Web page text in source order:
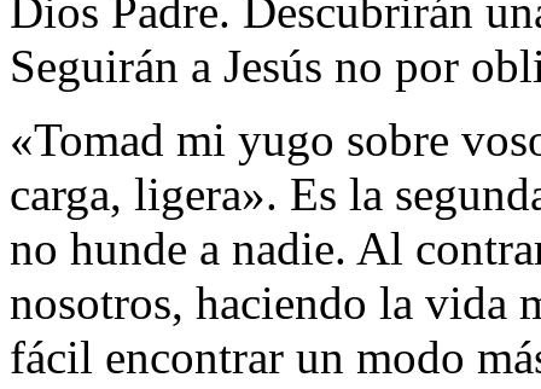
Dios Padre. Descubrirán
Seguirán a Jesús no por
«Tomad mi yugo sobre
carga, ligera». Es la
no hunde a nadie. Al
nosotros, haciendo la vida
fácil encontrar un modo